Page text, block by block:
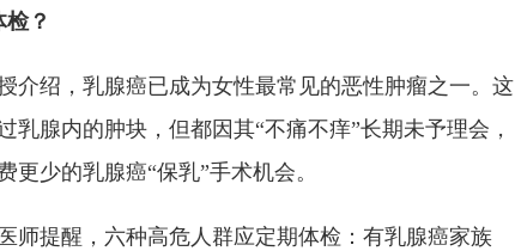
？
介绍，乳腺癌已成为女性最常见的恶性肿瘤之一。这
乳腺内的肿块，但都因其“不痛不痒”长期未予理会，
少的乳腺癌“保乳”手术机会。
师提醒，六种高危人群应定期体检：有乳腺癌家族